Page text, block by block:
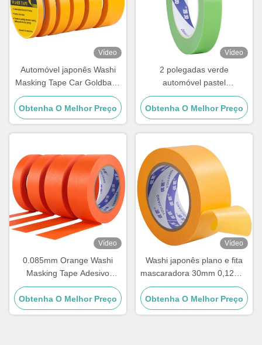
Vídeo
Automóvel japonês Washi
Masking Tape Car Goldband
Rice Paper Tape 100mic
Obtenha O Melhor Preço
Vídeo
2 polegadas verde
automóvel pastel
mascaramento Washi papel
fita de decoração borracha
acrílica
Obtenha O Melhor Preço
Vídeo
0.085mm Orange Washi
Masking Tape Adesivo
Acrílico Para Pintura de
Carro Barco
Obtenha O Melhor Preço
Vídeo
Washi japonês plano e fita
mascaradora 30mm 0,12mm
150 graus de temperatura
alta
Obtenha O Melhor Preço